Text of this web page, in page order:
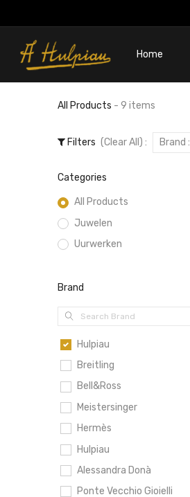
Home
All Products - 9 items
Filters (Clear All) : Brand :
Categories
All Products
Juwelen
Uurwerken
Brand
Hulpiau
Breitling
Bell&Ross
Meistersinger
Hermès
Hulpiau
Alessandra Donà
Ponte Vecchio Gioielli